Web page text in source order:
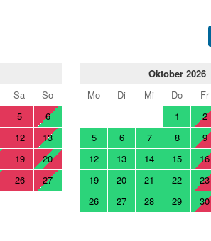
Sa
So
5
6
12
13
19
20
26
27
Oktober 2026
Mo
Di Mi Do Fr
1
2
5
6 7 8 9
12
13 14 15 16
19
20 21 22 23
26
27 28 29 30